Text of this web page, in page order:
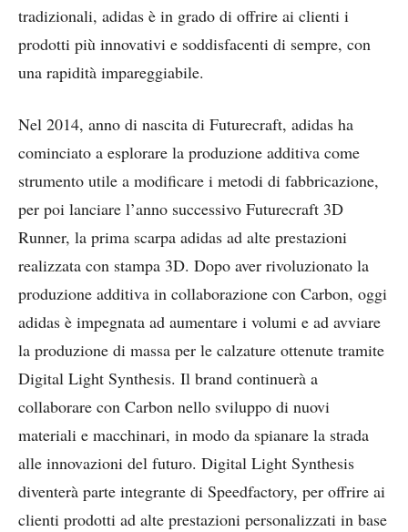
tradizionali, adidas è in grado di offrire ai clienti i
prodotti più innovativi e soddisfacenti di sempre, con
una rapidità impareggiabile.
Nel 2014, anno di nascita di Futurecraft, adidas ha
cominciato a esplorare la produzione additiva come
strumento utile a modificare i metodi di fabbricazione,
per poi lanciare l’anno successivo Futurecraft 3D
Runner, la prima scarpa adidas ad alte prestazioni
realizzata con stampa 3D. Dopo aver rivoluzionato la
produzione additiva in collaborazione con Carbon, oggi
adidas è impegnata ad aumentare i volumi e ad avviare
la produzione di massa per le calzature ottenute tramite
Digital Light Synthesis. Il brand continuerà a
collaborare con Carbon nello sviluppo di nuovi
materiali e macchinari, in modo da spianare la strada
alle innovazioni del futuro. Digital Light Synthesis
diventerà parte integrante di Speedfactory, per offrire ai
clienti prodotti ad alte prestazioni personalizzati in base